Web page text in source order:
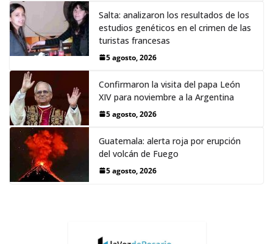
Salta: analizaron los resultados de los
estudios genéticos en el crimen de las
turistas francesas
5 agosto, 2026
Confirmaron la visita del papa León
XIV para noviembre a la Argentina
5 agosto, 2026
Guatemala: alerta roja por erupción
del volcán de Fuego
5 agosto, 2026